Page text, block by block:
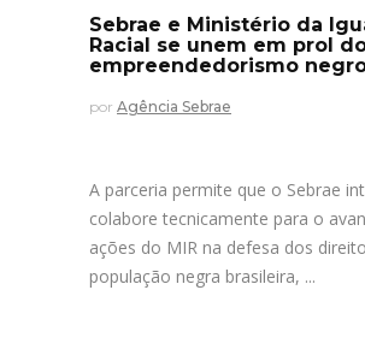
Sebrae e Ministério da
Racial se unem em prol
empreendedorismo
por Agência Sebrae
A parceria permite que o Sebrae
colabore tecnicamente para o
ações do MIR na defesa dos
população negra brasileira,